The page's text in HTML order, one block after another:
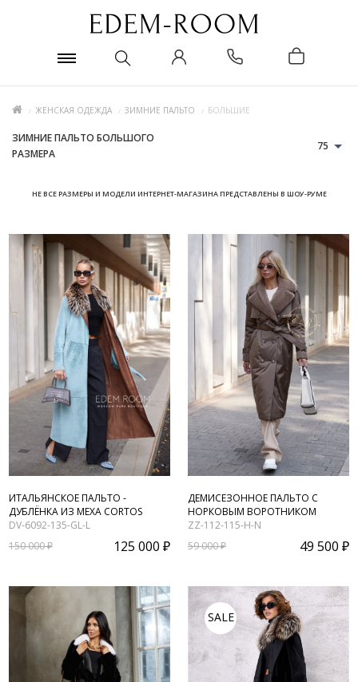
ЖЕНСКАЯ ОДЕЖДА ЗИМНИЕ ПАЛЬТО БОЛЬШИЕ
ЗИМНИЕ ПАЛЬТО БОЛЬШОГО
РАЗМЕРА
НЕ ВСЕ РАЗМЕРЫ И МОДЕЛИ ИНТЕРНЕТ-МАГАЗИНА ПРЕДСТАВЛЕНЫ В ШОУ-РУМЕ
75
ИТАЛЬЯНСКОЕ ПАЛЬТО -
ДУБЛЁНКА ИЗ МЕХА CORTOS
DV-6092-135-GL-L
150 000 ₽
125 000 ₽
ДЕМИСЕЗОННОЕ ПАЛЬТО С
НОРКОВЫМ ВОРОТНИКОМ
ZZ-112-115-H-N
59 000 ₽
49 500 ₽
SALE